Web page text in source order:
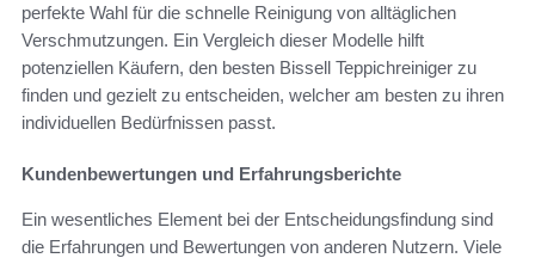
perfekte Wahl für die schnelle Reinigung von alltäglichen
Verschmutzungen. Ein Vergleich dieser Modelle hilft
potenziellen Käufern, den besten Bissell Teppichreiniger zu
finden und gezielt zu entscheiden, welcher am besten zu ihren
individuellen Bedürfnissen passt.
Kundenbewertungen und Erfahrungsberichte
Ein wesentliches Element bei der Entscheidungsfindung sind
die Erfahrungen und Bewertungen von anderen Nutzern. Viele